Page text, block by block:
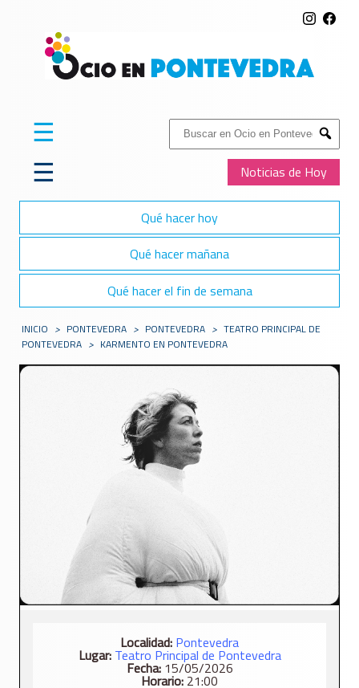
Buscar:
Submit
Noticias de Hoy
☰
☰
Qué hacer hoy
Qué hacer mañana
Qué hacer el fin de semana
INICIO > PONTEVEDRA > PONTEVEDRA > TEATRO PRINCIPAL DE
PONTEVEDRA > KARMENTO EN PONTEVEDRA
Localidad: Pontevedra
Lugar: Teatro Principal de Pontevedra
Fecha:15/05/2026
Horario: 21:00